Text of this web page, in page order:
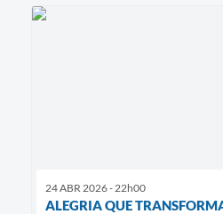
24 ABR 2026 - 22h00
ALEGRIA QUE